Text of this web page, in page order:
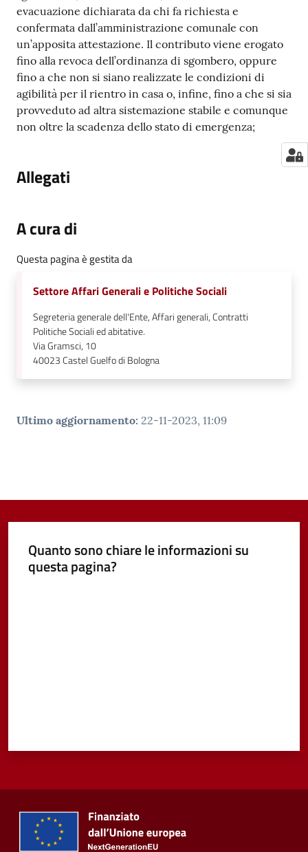
evacuazione dichiarata da chi fa richiesta e
confermata dall’amministrazione comunale con
un’apposita attestazione. Il contributo viene erogato
fino alla revoca dell’ordinanza di sgombero, oppure
fino a che non si siano realizzate le condizioni di
agibilità per il rientro in casa o, infine, fino a che si sia
provveduto ad altra sistemazione stabile e comunque
non oltre la scadenza dello stato di emergenza;
Allegati
A cura di
Questa pagina è gestita da
Settore Affari Generali e Politiche Sociali
Segreteria generale dell'Ente, Affari generali, Contratti
Politiche Sociali ed abitative.
Via Gramsci, 10
40023Castel Guelfo di Bologna
Ultimo aggiornamento: 22-11-2023, 11:09
Quanto sono chiare le informazioni su
questa pagina?